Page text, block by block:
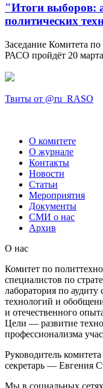
"Итоги выборов:
политических
Заседание Комитета
РАСО пройдёт 20
Твиты от @ru_RASO
О комитете
О журнале
Контакты
Новости
Статьи
Мероприятия
Документы
СМИ о нас
Архив
О нас
Комитет по
специалистов по
лаборатория по
технологий и
и отечественного
Цели — развитие
профессионализма
Руководитель
секретарь — Евгения
Мы в социальных сетях